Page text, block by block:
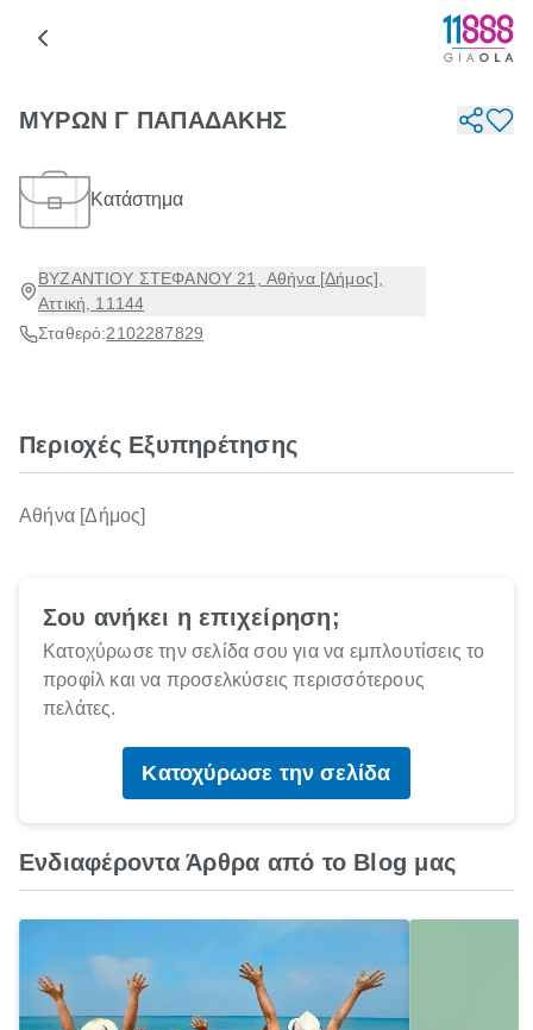
ΜΥΡΩΝ Γ ΠΑΠΑΔΑΚΗΣ
Κατάστημα
ΒΥΖΑΝΤΙΟΥ ΣΤΕΦΑΝΟΥ 21, Αθήνα [Δήμος],
Αττική, 11144
Σταθερό:2102287829
Περιοχές Εξυπηρέτησης
Αθήνα [Δήμος]
Σου ανήκει η επιχείρηση;
Κατοχύρωσε την σελίδα σου για να εμπλουτίσεις το
προφίλ και να προσελκύσεις περισσότερους
πελάτες.
Κατοχύρωσε την σελίδα
Ενδιαφέροντα Άρθρα από το Blog μας